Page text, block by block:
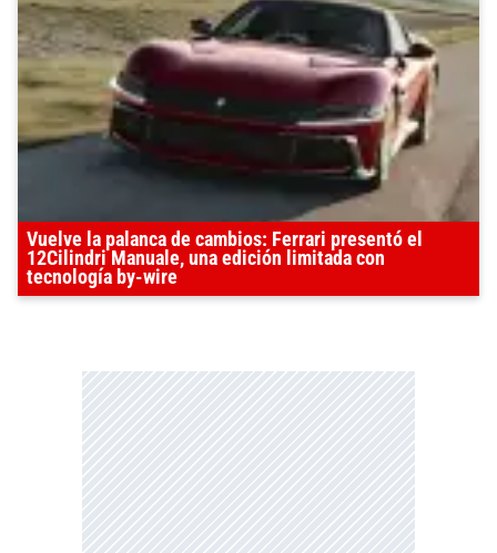
Vuelve la palanca de cambios: Ferrari presentó el
12Cilindri Manuale, una edición limitada con
tecnología by-wire